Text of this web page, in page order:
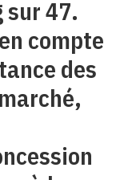
sur 47.
compte
des